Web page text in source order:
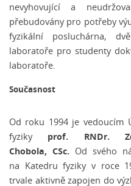
nevyhovující a
přebudovány pro potřeby
fyzikální posluchárna,
laboratoře pro studenty
laboratoře.
Současnost
Od roku 1994 je vedoucím
fyziky prof. RNDr.
Chobola, CSc. Od svého
na Katedru fyziky v roce
trvale aktivně zapojen do